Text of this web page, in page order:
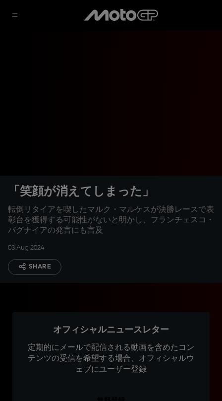
「笑顔が消えてしまった」
転倒リタイアを喫したマルク・マルケスが決勝レースで表
彰台を獲得する可能性がないと明かし、フランチェスコ・
バグナイアの発言にも言及
03 Aug 2024
SHARE
オフィシャルニュースレター
定期的にメールで配信される動画を含めたコン
テンツの受信を希望する場合、オフィシャルウ
ェブにユーザー登録